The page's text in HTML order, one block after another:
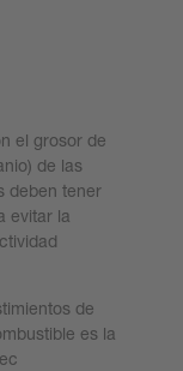
el grosor de
de las
deben tener
evitar la
de
es la